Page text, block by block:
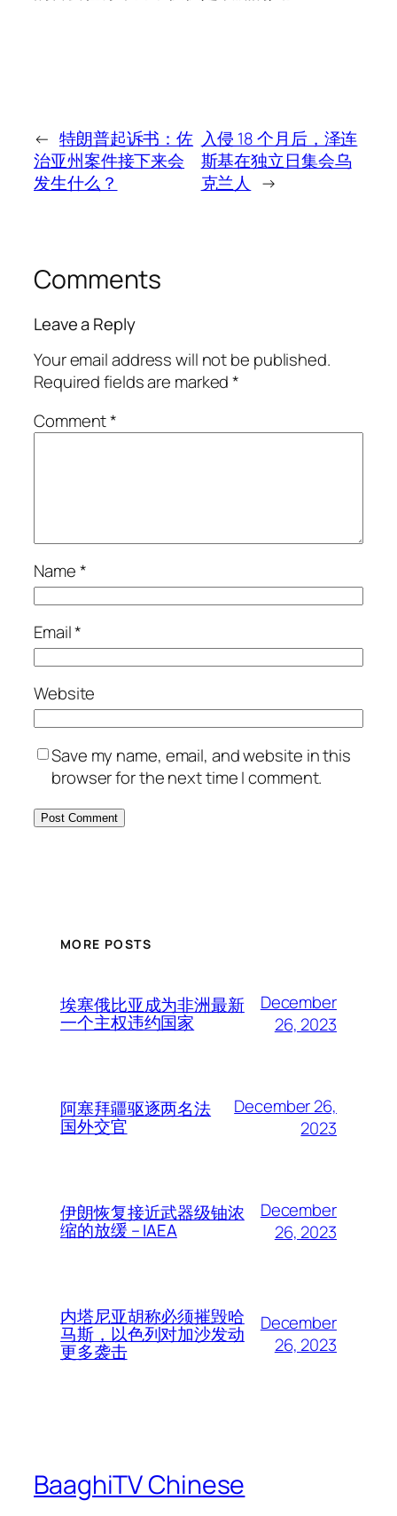
← 特朗普起诉书：佐
治亚州案件接下来会
发生什么？
入侵 18 个月后，泽连
斯基在独立日集会乌
克兰人
→
Comments
Leave a Reply
Your email address will not be published.
Required fields are marked*
Comment*
Name*
Email*
Website
Save my name, email, and website in this
browser for the next time I comment.
MORE POSTS
埃塞俄比亚成为非洲最新
一个主权违约国家
December
26, 2023
阿塞拜疆驱逐两名法
国外交官
December 26,
2023
伊朗恢复接近武器级铀浓
缩的放缓 – IAEA
December
26, 2023
内塔尼亚胡称必须摧毁哈
马斯，以色列对加沙发动
更多袭击
December
26, 2023
BaaghiTV Chinese